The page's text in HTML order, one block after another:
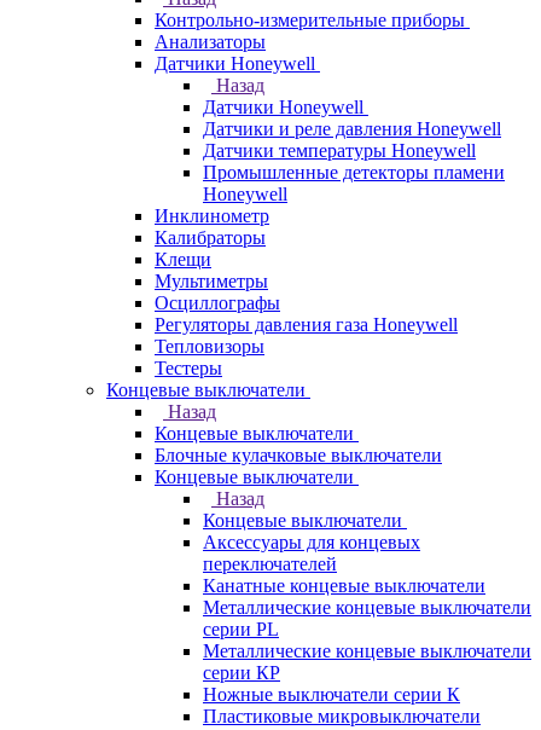
Контрольно-измерительные приборы
Анализаторы
Датчики Honeywell
Назад
Датчики Honeywell
Датчики и реле давления Honeywell
Датчики температуры Honeywell
Промышленные детекторы пламени
Honeywell
Инклинометр
Калибраторы
Клещи
Мультиметры
Осциллографы
Регуляторы давления газа Honeywell
Тепловизоры
Тестеры
Концевые выключатели
Назад
Концевые выключатели
Блочные кулачковые выключатели
Концевые выключатели
Назад
Концевые выключатели
Аксессуары для концевых
переключателей
Канатные концевые выключатели
Металлические концевые выключатели
серии PL
Металлические концевые выключатели
серии КP
Ножные выключатели серии К
Пластиковые микровыключатели